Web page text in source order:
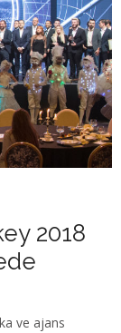
2018
ve ajans